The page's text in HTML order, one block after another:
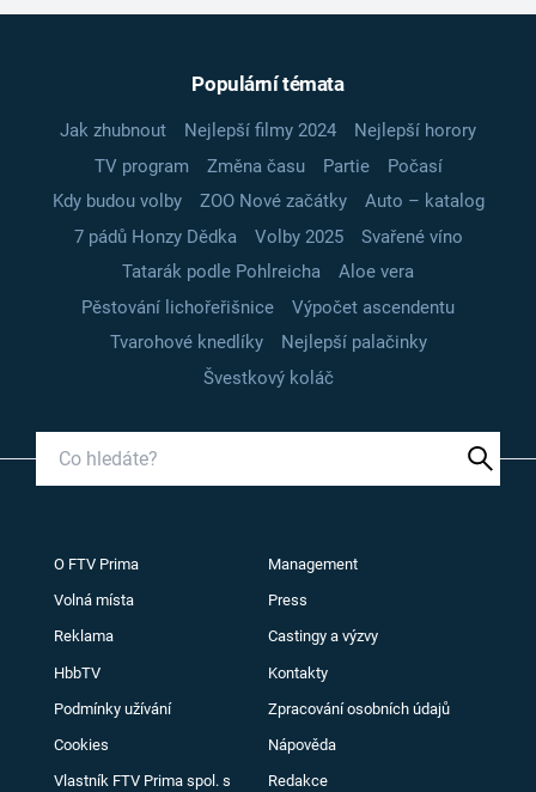
Populární témata
Jak zhubnout Nejlepší filmy 2024
Nejlepší horory
TV program
Změna času Partie
Počasí
Kdy budou volby
ZOO Nové začátky
Auto – katalog
7 pádů Honzy Dědka
Volby 2025
Svařené víno
Tatarák podle Pohlreicha
Aloe vera
Pěstování lichořeřišnice
Výpočet ascendentu
Tvarohové knedlíky
Nejlepší palačinky
Švestkový koláč
O FTV Prima Management
Volná místa Press
Reklama Castingy a výzvy
HbbTV Kontakty
Podmínky užívání Zpracování osobních údajů
Cookies Nápověda
Vlastník FTV Prima spol. s Redakce